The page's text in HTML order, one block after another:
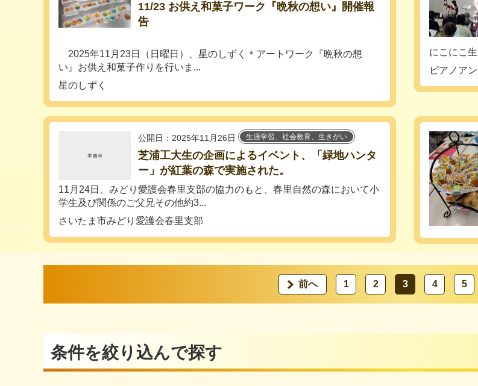
11/23 お供え和菓子ワーク『晩秋の想い』開催報
告
2025年11月23日（日曜日）、星のしずく＊アートワーク『晩秋の想
い』お供え和菓子作りを行いま...
星のしずく
にこにこ
ピアノア
公開日：2025年11月26日 生涯学習、社会教育、生きがい
芝浦工大生の企画によるイベント、「緑地ハンタ
ー」が紅葉の森で実施された。
11月24日、みどり愛護会春里支部の協力のもと、春里自然の森において小
学生及び関係のご父兄その他約3...
さいたま市みどり愛護会春里支部
前へ 1 2 3 4 5
条件を絞り込んで探す